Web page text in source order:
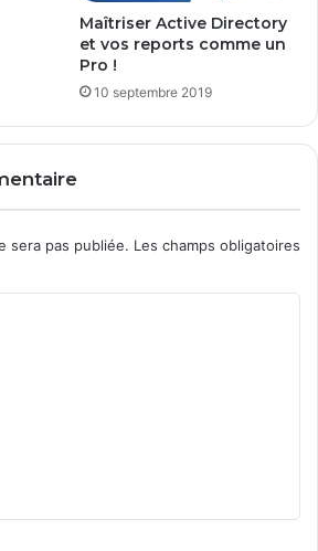
Maîtriser Active Directory
et vos reports comme un
Pro !
10 septembre 2019
sera pas publiée. Les champs obligatoires